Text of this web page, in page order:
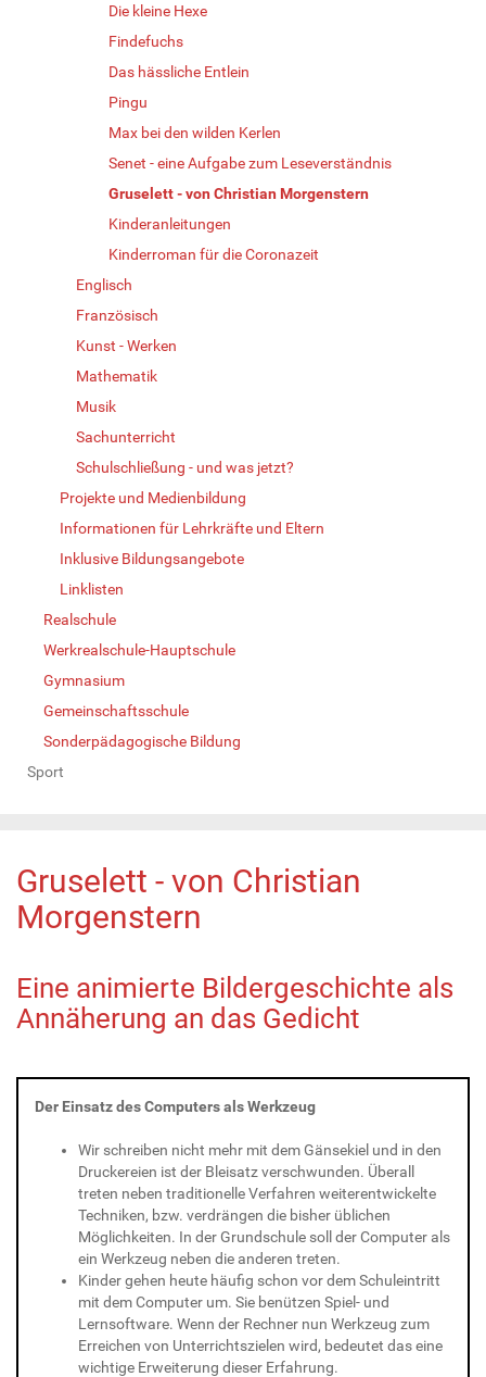
Die kleine Hexe
Findefuchs
Das hässliche Entlein
Pingu
Max bei den wilden Kerlen
Senet - eine Aufgabe zum Leseverständnis
Gruselett - von Christian Morgenstern
Kinderanleitungen
Kinderroman für die Coronazeit
Englisch
Französisch
Kunst - Werken
Mathematik
Musik
Sachunterricht
Schulschließung - und was jetzt?
Projekte und Medienbildung
Informationen für Lehrkräfte und Eltern
Inklusive Bildungsangebote
Linklisten
Realschule
Werkrealschule-Hauptschule
Gymnasium
Gemeinschaftsschule
Sonderpädagogische Bildung
Sport
Gruselett - von Christian
Morgenstern
Eine animierte Bildergeschichte als
Annäherung an das Gedicht
Der Einsatz des Computers als Werkzeug
Wir schreiben nicht mehr mit dem Gänsekiel und in den
Druckereien ist der Bleisatz verschwunden. Überall
treten neben traditionelle Verfahren weiterentwickelte
Techniken, bzw. verdrängen die bisher üblichen
Möglichkeiten. In der Grundschule soll der Computer als
ein Werkzeug neben die anderen treten.
Kinder gehen heute häufig schon vor dem Schuleintritt
mit dem Computer um. Sie benützen Spiel- und
Lernsoftware. Wenn der Rechner nun Werkzeug zum
Erreichen von Unterrichtszielen wird, bedeutet das eine
wichtige Erweiterung dieser Erfahrung.